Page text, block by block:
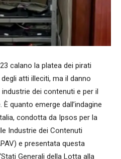
calano la platea dei pirati
atti illeciti, ma il danno
dei contenuti e per il
quanto emerge dall’indagine
condotta da Ipsos per la
Industrie dei Contenuti
e presentata questa
Generali della Lotta alla